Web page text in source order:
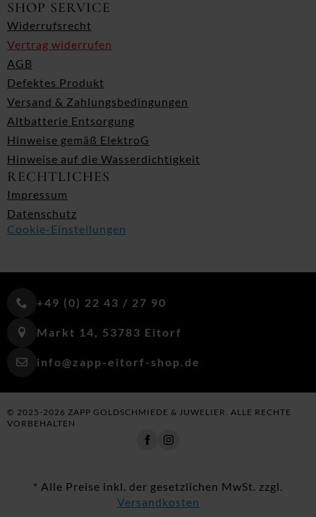
SHOP SERVICE
Widerrufsrecht
Vertrag widerrufen
AGB
Defektes Produkt
Versand & Zahlungsbedingungen
Altbatterie Entsorgung
Hinweise gemäß ElektroG
Hinweise auf die Wasserdichtigkeit
RECHTLICHES
Impressum
Datenschutz
Cookie-Einstellungen
+49 (0) 22 43 / 27 90
Markt 14, 53783 Eitorf
info@zapp-eitorf-shop.de
© 2025-2026 ZAPP GOLDSCHMIEDE & JUWELIER. ALLE RECHTE
VORBEHALTEN
* Alle Preise inkl. der gesetzlichen MwSt. zzgl.
Versandkosten